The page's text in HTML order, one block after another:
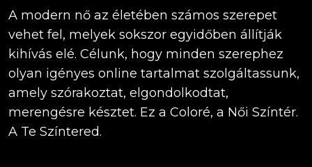
A modern nő az életében számos szerepet
vehet fel, melyek sokszor egyidőben állítják
kihívás elé. Célunk, hogy minden szerephez
olyan igényes online tartalmat szolgáltassunk,
amely szórakoztat, elgondolkodtat,
merengésre késztet. Ez a Coloré, a Női Színtér.
A Te Színtered.